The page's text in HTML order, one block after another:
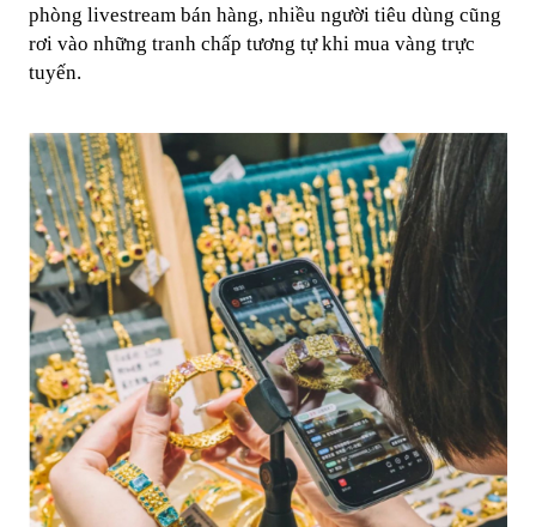
phòng livestream bán hàng, nhiều người tiêu dùng cũng
rơi vào những tranh chấp tương tự khi mua vàng trực
tuyến.